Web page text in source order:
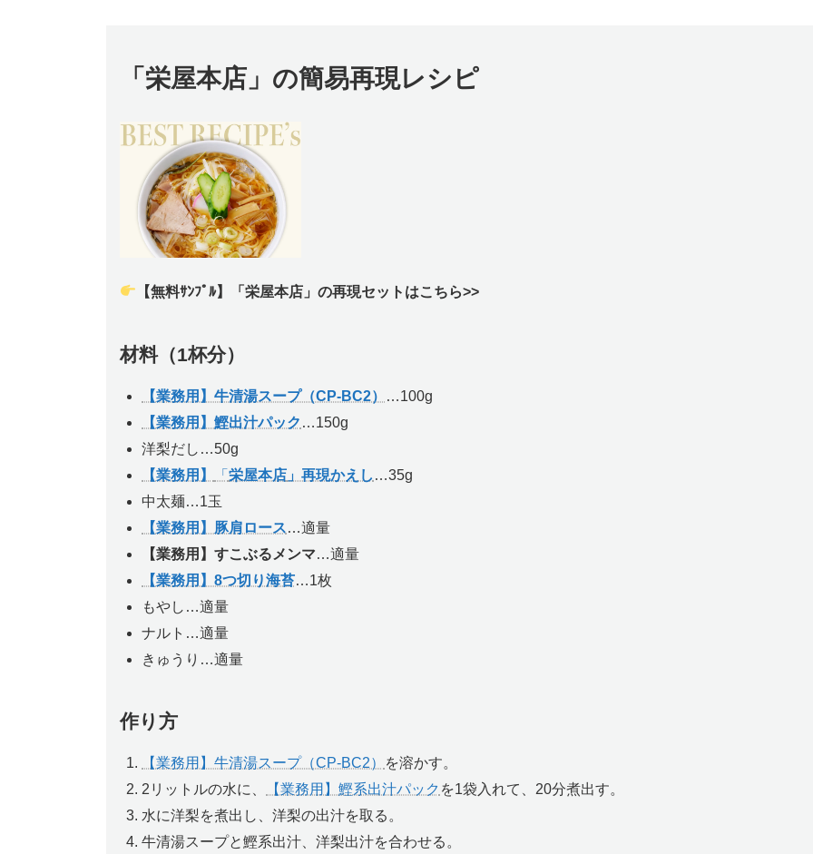
「栄屋本店」の簡易再現レシピ
【無料ｻﾝﾌﾟﾙ】「栄屋本店」の再現セットはこちら>>
材料（1杯分）
【業務用】牛清湯スープ（CP-BC2）
…100g
【業務用】鰹出汁パック …150g
洋梨だし…50g
【業務用】
「 栄屋本店 」再現かえし …35g
中太麺…1玉
【業務用】豚肩ロース…適量
【業務用】すこぶるメンマ…適量
【業務用】8つ切り海苔…1枚
もやし…適量
ナルト…適量
きゅうり…適量
作り方
【業務用】牛清湯スープ（CP-BC2）
を溶かす。
2リットルの水に、
【業務用】鰹系出汁パック を1袋入れて、20分煮出す。
水に洋梨を煮出し、洋梨の出汁を取る。
牛清湯スープと鰹系出汁、洋梨出汁を合わせる。